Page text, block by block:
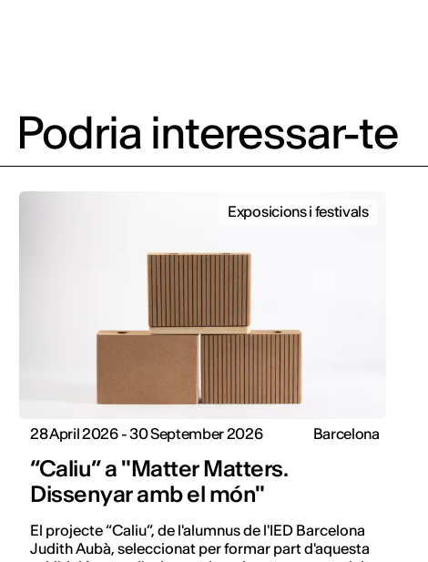
Podria interessar-te
Exposicions i festivals
28 April 2026 - 30 September 2026 Barcelona
“Caliu” a "Matter Matters.
Dissenyar amb el món"
El projecte “Caliu”, de l'alumnus de l'IED Barcelona
Judith Aubà, seleccionat per formar part d'aquesta